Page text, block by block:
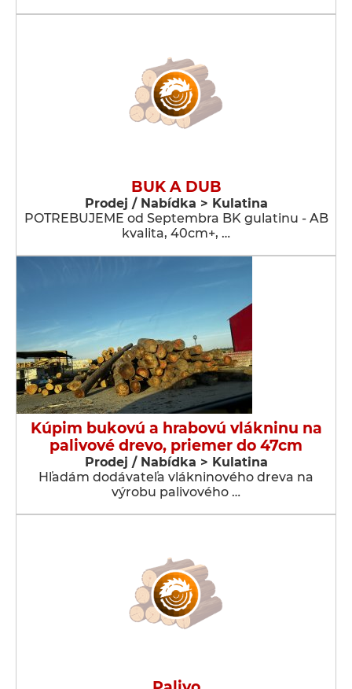
BUK A DUB
Prodej / Nabídka > Kulatina
POTREBUJEME od Septembra BK gulatinu - AB
kvalita, 40cm+, …
Kúpim bukovú a hrabovú vlákninu na
palivové drevo, priemer do 47cm
Prodej / Nabídka > Kulatina
Hľadám dodávateľa vlákninového dreva na
výrobu palivového …